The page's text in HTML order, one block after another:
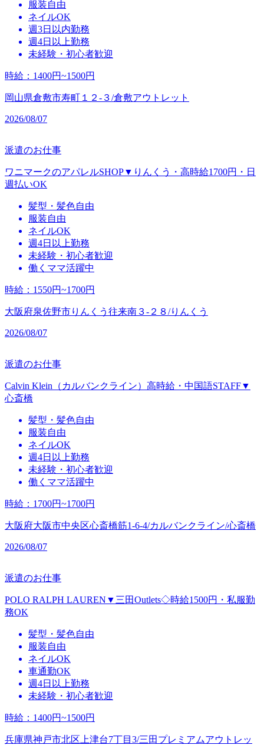
服装自由
ネイルOK
週3日以内勤務
週4日以上勤務
未経験・初心者歓迎
時給 ： 1400円~1500円
岡山県倉敷市寿町１２‐３/倉敷アウトレット
2026/08/07
派遣のお仕事
ワニマークのアパレルSHOP▼りんくう・高時給1700円・日
週払いOK
髪型・髪色自由
服装自由
ネイルOK
週4日以上勤務
未経験・初心者歓迎
働くママ活躍中
時給 ： 1550円~1700円
大阪府泉佐野市りんくう往来南３‐２８/りんくう
2026/08/07
派遣のお仕事
Calvin Klein（カルバンクライン）高時給・中国語STAFF▼
心斎橋
髪型・髪色自由
服装自由
ネイルOK
週4日以上勤務
未経験・初心者歓迎
働くママ活躍中
時給 ： 1700円~1700円
大阪府大阪市中央区心斎橋筋1-6-4/カルバンクライン/心斎橋
2026/08/07
派遣のお仕事
POLO RALPH LAUREN▼三田Outlets◇時給1500円・私服勤
務OK
髪型・髪色自由
服装自由
ネイルOK
車通勤OK
週4日以上勤務
未経験・初心者歓迎
時給 ： 1400円~1500円
兵庫県神戸市北区上津台7丁目3/三田プレミアムアウトレッ